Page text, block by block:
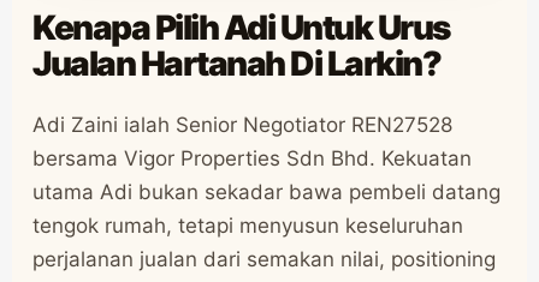
Kenapa Pilih Adi Untuk Urus
Jualan Hartanah Di Larkin?
Adi Zaini ialah Senior Negotiator REN27528
bersama Vigor Properties Sdn Bhd. Kekuatan
utama Adi bukan sekadar bawa pembeli datang
tengok rumah, tetapi menyusun keseluruhan
perjalanan jualan dari semakan nilai, positioning